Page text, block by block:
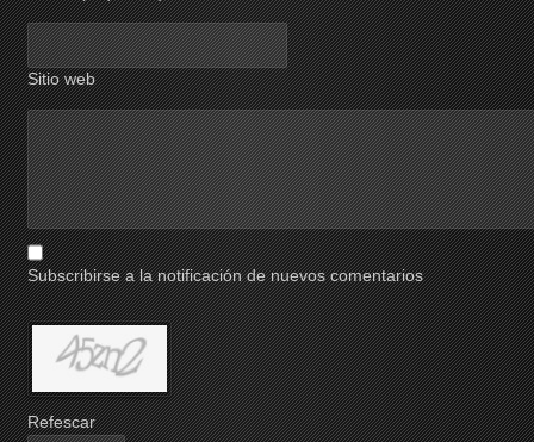
Sitio web
Subscribirse a la notificación de nuevos comentarios
Refescar